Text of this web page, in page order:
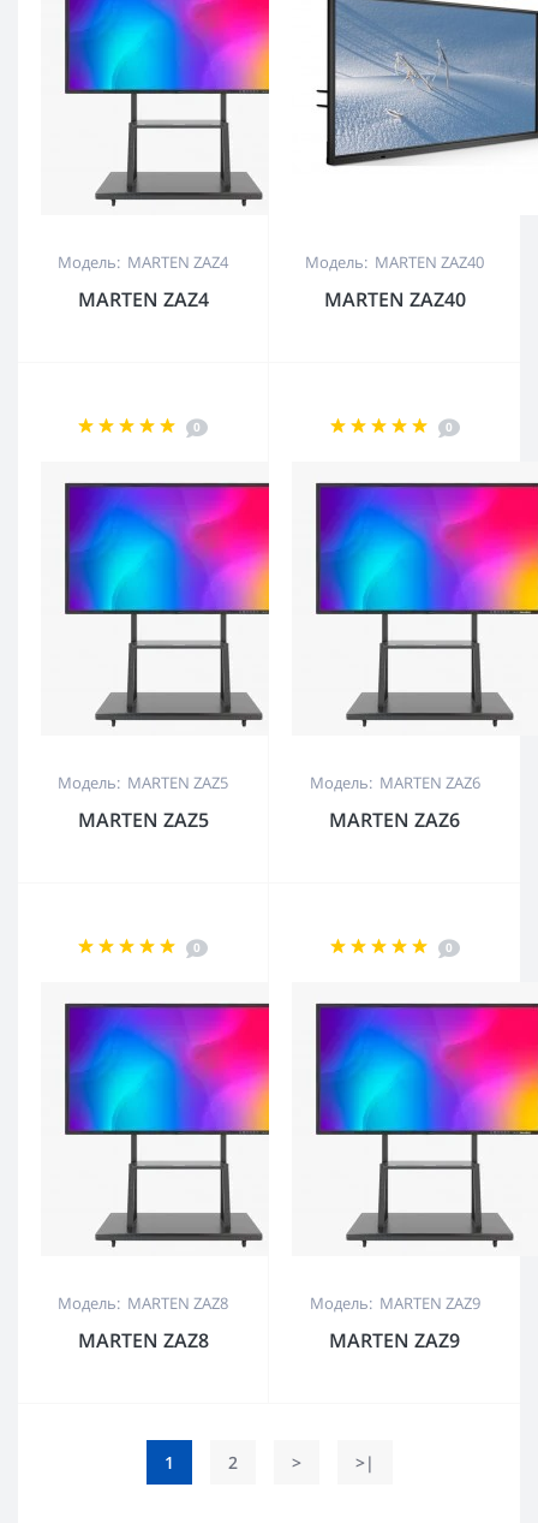
Модель: MARTEN ZAZ4
MARTEN ZAZ4
Модель: MARTEN ZAZ40
MARTEN ZAZ40
0
Модель: MARTEN ZAZ5
MARTEN ZAZ5
0
Модель: MARTEN ZAZ6
MARTEN ZAZ6
0
Модель: MARTEN ZAZ8
MARTEN ZAZ8
0
Модель: MARTEN ZAZ9
MARTEN ZAZ9
1 2 > >|